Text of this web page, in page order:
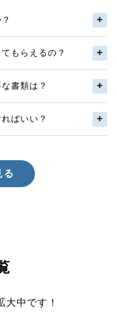
もらえるの？
書類は？
ばいい？
る
大中です！